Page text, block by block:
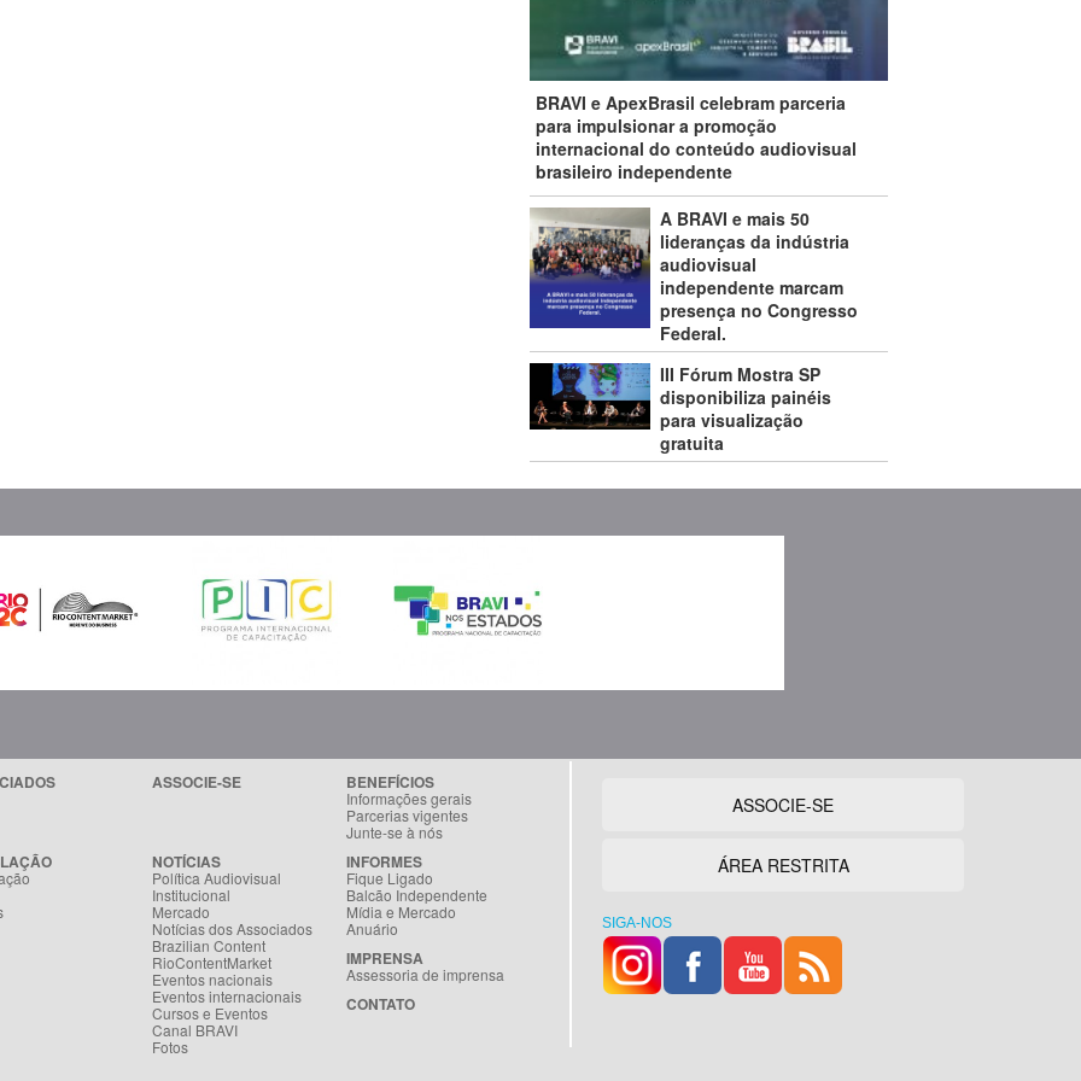
BRAVI e ApexBrasil celebram parceria
para impulsionar a promoção
internacional do conteúdo audiovisual
brasileiro independente
A BRAVI e mais 50
lideranças da indústria
audiovisual
independente marcam
presença no Congresso
Federal.
III Fórum Mostra SP
disponibiliza painéis
para visualização
gratuita
ASSOCIE-SE BENEFÍCIOS
Informações gerais
Parcerias vigentes
Junte-se à nós
NOTÍCIAS
Política Audiovisual
Institucional
Mercado
Notícias dos Associados
Brazilian Content
RioContentMarket
Eventos nacionais
Eventos internacionais
Cursos e Eventos
Canal BRAVI
Fotos
INFORMES
Fique Ligado
Balcão Independente
Mídia e Mercado
Anuário
IMPRENSA
Assessoria de imprensa
CONTATO
ASSOCIE-SE
ÁREA RESTRITA
SIGA-NOS